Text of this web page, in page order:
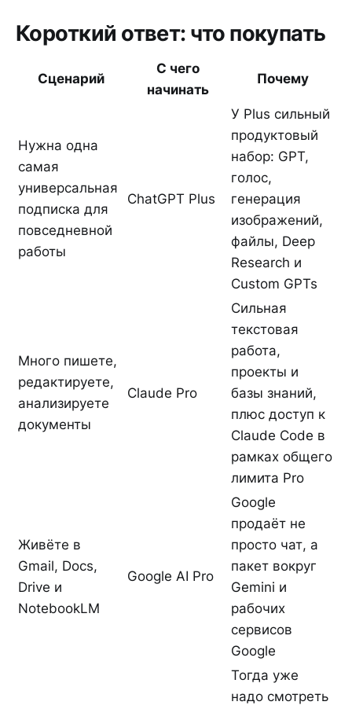
Короткий ответ: что покупать
Сценарий
С чего
начинать
Почему
Нужна одна
самая
универсальная
подписка для
повседневной
работы
ChatGPT Plus
У Plus сильный
продуктовый
набор: GPT,
голос,
генерация
изображений,
файлы, Deep
Research и
Custom GPTs
Много пишете,
редактируете,
анализируете
документы
Claude Pro
Сильная
текстовая
работа,
проекты и
базы знаний,
плюс доступ к
Claude Code в
рамках общего
лимита Pro
Живёте в
Gmail, Docs,
Drive и
NotebookLM
Google AI Pro
Google
продаёт не
просто чат, а
пакет вокруг
Gemini и
рабочих
сервисов
Google
Тогда уже
надо смотреть